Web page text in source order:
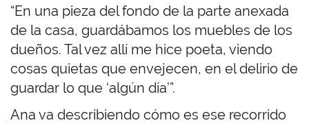
“En una pieza del fondo de la parte anexada
de la casa, guardábamos los muebles de los
dueños. Tal vez allí me hice poeta, viendo
cosas quietas que envejecen, en el delirio de
guardar lo que ‘algún día’”.
Ana va describiendo cómo es ese recorrido